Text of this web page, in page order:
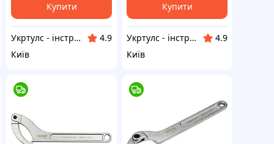
Купити
Укртулс - інструменти та обладнання
4.9
Київ
Купити
Укртулс - інструменти та обладнання
4.9
Київ